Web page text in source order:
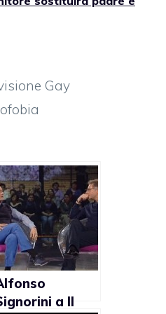
Gay
a Il